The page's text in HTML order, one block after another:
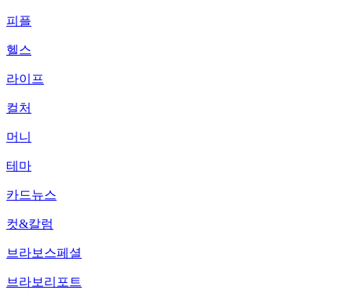
피플
헬스
라이프
컬처
머니
테마
카드뉴스
컷&칼럼
브라보스페셜
브라보리포트